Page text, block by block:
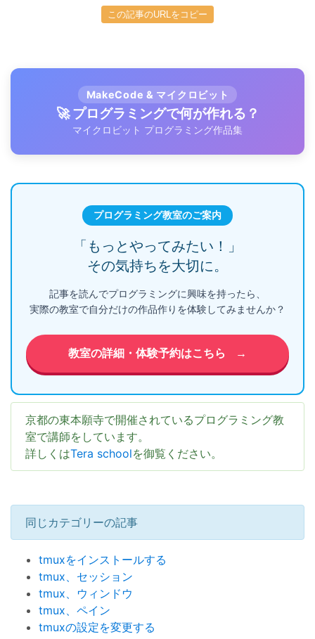
この記事のURLをコピー
MakeCode & マイクロビット
🚀 プログラミングで何が作れる？
マイクロビット プログラミング作品集
プログラミング教室のご案内
「もっとやってみたい！」
その気持ちを大切に。
記事を読んでプログラミングに興味を持ったら、
実際の教室で自分だけの作品作りを体験してみませんか？
教室の詳細・体験予約はこちら →
京都の東本願寺で開催されているプログラミング教
室で講師をしています。
詳しくはTera schoolを御覧ください。
同じカテゴリーの記事
tmuxをインストールする
tmux、セッション
tmux、ウィンドウ
tmux、ペイン
tmuxの設定を変更する